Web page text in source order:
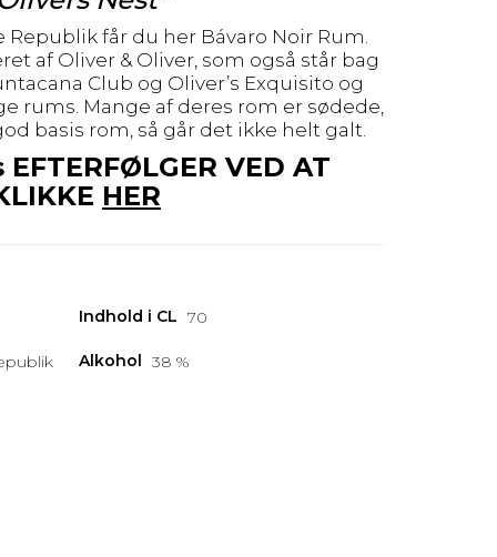
får du her Bávaro Noir Rum.
af Oliver & Oliver, som også står bag
Club og Oliver’s Exquisito og
rums. Mange af deres rom er sødede,
basis rom, så går det ikke helt galt.
EFTERFØLGER VED AT
HER
Indhold i CL 70
Alkohol 38 %